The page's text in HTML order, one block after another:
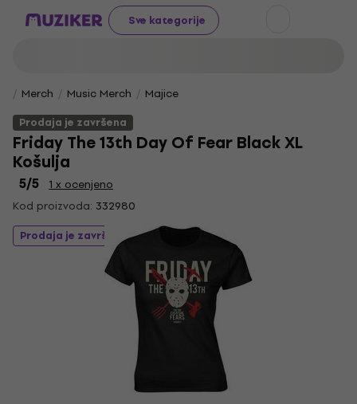
Sve kategorije
Merch Music Merch
Majice
Prodaja je završena
Friday The 13th Day Of Fear Black XL
Košulja
5/5
1 x ocenjeno
Kod proizvoda: 332980
Prodaja je završena